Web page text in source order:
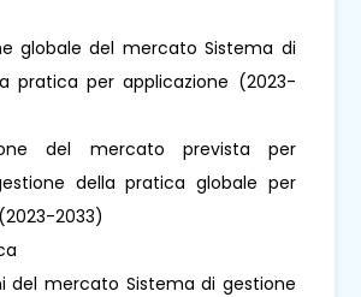
globale del mercato Sistema di
pratica per applicazione (2023-
del mercato prevista per
della pratica globale per
2033)
del mercato Sistema di gestione